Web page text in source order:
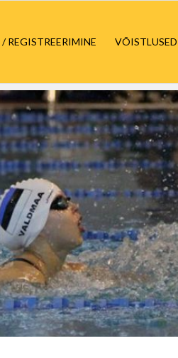
REGISTREERIMINE VÕISTLUSED